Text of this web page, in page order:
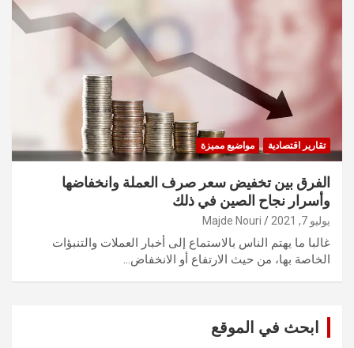
تقارير اقتصادية مواضيع مميزة
الفرق بين تخفيض سعر صرف العملة وانخفاضها
وأسرار نجاح الصين في ذلك
يوليو 7, 2021 Majde Nouri
غالبا ما يهتم الناس بالاستماع إلى أخبار العملات والتنبؤات
الخاصة بها، من حيث الارتفاع أو الانخفاض…
ابحث في الموقع